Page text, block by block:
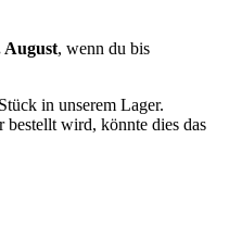
August, wenn du bis
in unserem Lager.
bestellt wird, könnte dies das